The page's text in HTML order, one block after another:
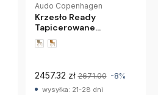
Audo Copenhagen
Krzesło Ready
Tapicerowane
Naturalny Dąb
Hallingdal 200 Audo
2457.32 zł 2671.00 -8%
wysyłka: 21-28 dni